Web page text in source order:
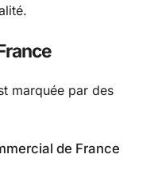
marquée par des
de France